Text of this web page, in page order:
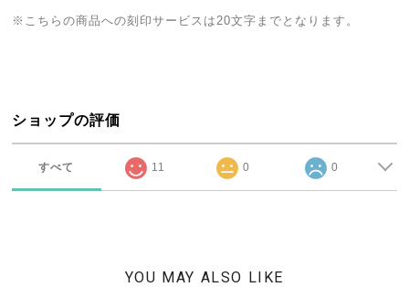
※こちらの商品への刻印サービスは20文字までとなります。
ショップの評価
すべて 11 0 0
YOU MAY ALSO LIKE